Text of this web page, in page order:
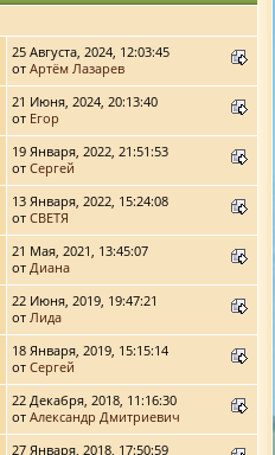
25 Августа, 2024, 12:03:45
от Артём Лазарев
21 Июня, 2024, 20:13:40
от Егор
19 Января, 2022, 21:51:53
от Сергей
13 Января, 2022, 15:24:08
от СВЕТЯ
21 Мая, 2021, 13:45:07
от Диана
22 Июня, 2019, 19:47:21
от Лида
18 Января, 2019, 15:15:14
от Сергей
22 Декабря, 2018, 11:16:30
от Александр Дмитриевич
27 Января, 2018, 17:50:59